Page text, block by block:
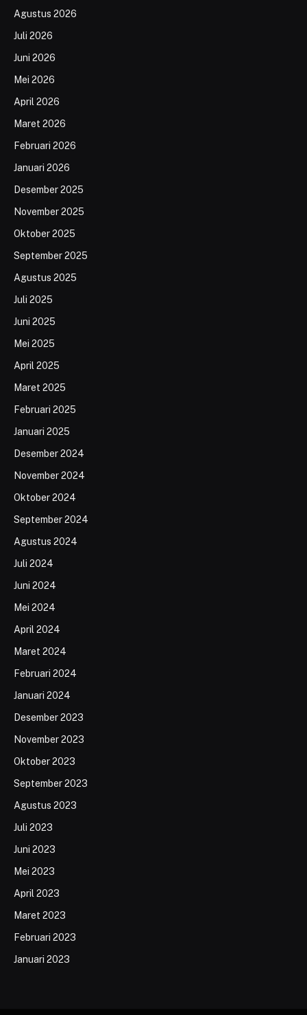
Agustus 2026
Juli 2026
Juni 2026
Mei 2026
April 2026
Maret 2026
Februari 2026
Januari 2026
Desember 2025
November 2025
Oktober 2025
September 2025
Agustus 2025
Juli 2025
Juni 2025
Mei 2025
April 2025
Maret 2025
Februari 2025
Januari 2025
Desember 2024
November 2024
Oktober 2024
September 2024
Agustus 2024
Juli 2024
Juni 2024
Mei 2024
April 2024
Maret 2024
Februari 2024
Januari 2024
Desember 2023
November 2023
Oktober 2023
September 2023
Agustus 2023
Juli 2023
Juni 2023
Mei 2023
April 2023
Maret 2023
Februari 2023
Januari 2023